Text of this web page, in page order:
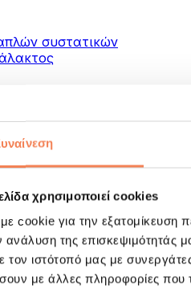
χρησιμοποιεί cookies
cookie για την εξατομίκευση
ανάλυση της
τον ιστότοπό μας με
με άλλες πληροφορίες που
συστατικών
Ροφήματα